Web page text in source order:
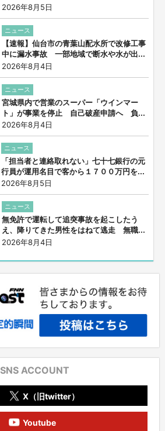
2026年8月5日
ニュース
【速報】仙台市の青葉山配水所で改修工事
中に漏水事故 一部地域で断水や水が出...
2026年8月4日
ニュース
宮城県内で営業のスーパー「ウインマー
ト」が事業を停止 自己破産申請へ 負...
2026年8月4日
ニュース
「担当者と連絡取れない」七十七銀行の元
行員が運用名目で客から１７００万円を...
2026年8月5日
ニュース
無免許で運転して追突事故を起こしたう
え、降りてきた男性をはねて逃走 無職...
2026年8月4日
SNS ACCOUNT
X（旧twitter）
Youtube